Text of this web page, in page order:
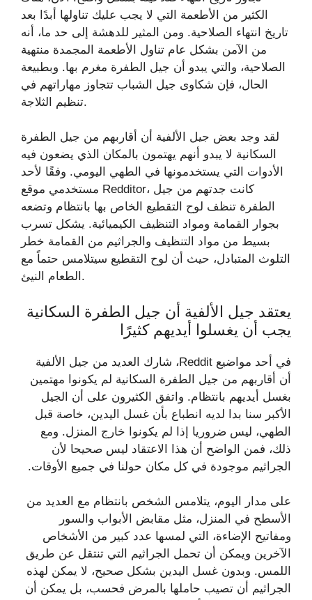
الكثير من الأطعمة التي لا يجب عليك تناولها أبدًا بعد
تاريخ انتهاء الصلاحية. ومن المثير للدهشة إلى حد ما، أنه
من الآمن بشكل عام تناول الأطعمة المجمدة منتهية
الصلاحية، والتي يبدو أن جيل الطفرة مغرم بها. وبطبيعة
الحال، فإن شكاوى جيل الشباب تتجاوز مهاراتهم في
تنظيم الثلاجة.
لقد وجد بعض جيل الألفية أن أقاربهم من جيل الطفرة
السكانية لا يبدو أنهم يهتمون بالمكان الذي يضعون فيه
الأدوات التي يستخدمونها في الطهي اليومي. وفقًا لأحد
مستخدمي موقع Redditor، كانت جدتهم من جيل
الطفرة تنظف لوح التقطيع الخاص بها بانتظام وتضعه
بجوار القمامة ومواد التنظيف الكيميائية. يشكل تسرب
بسيط من مواد التنظيف والجراثيم من القمامة خطر
التلوث المتبادل، حيث أن لوح التقطيع سيتلامس حتماً مع
الطعام النيئ.
يعتقد جيل الألفية أن جيل الطفرة السكانية
يجب أن يغسلوا أيديهم كثيرًا
في أحد مواضيع Reddit، شارك العديد من جيل الألفية
أن أقاربهم من جيل الطفرة السكانية لم يكونوا مهتمين
بغسل أيديهم بانتظام. واتفق الكثيرون على أن الجيل
الأكبر سنا بدا لديه انطباع بأن غسل اليدين، خاصة قبل
الطهي، ليس ضروريا إذا لم يكونوا خارج المنزل. ومع
ذلك، فمن الواضح أن هذا الاعتقاد ليس صحيحا لأن
الجراثيم موجودة في كل مكان حولنا في جميع الأوقات.
على مدار اليوم، يتلامس الشخص بانتظام مع العديد من
الأسطح في المنزل، مثل مقابض الأبواب والسور
ومفاتيح الإضاءة، التي لمسها عدد كبير من الأشخاص
الآخرين ويمكن أن تحمل الجراثيم التي تنتقل عن طريق
اللمس. وبدون غسل اليدين بشكل صحيح، لا يمكن لهذه
الجراثيم أن تصيب حاملها بالمرض فحسب، بل يمكن أن